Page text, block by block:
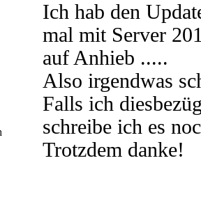
Ich hab den
mal mit Server
auf Anhieb .....
Also irgendwas
Falls ich
schreibe ich es
Trotzdem danke!